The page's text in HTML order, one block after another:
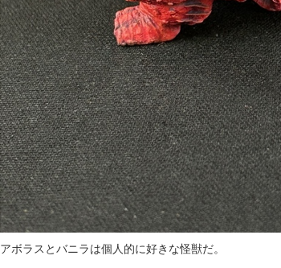
アボラスとバニラは個人的に好きな怪獣だ。